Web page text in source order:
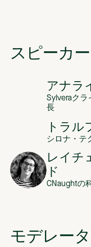
スピーカー
アナラ
Sylveraク
長
トラル
シロナ・テ
レイチ
ド
CNaughtの
モデレータ